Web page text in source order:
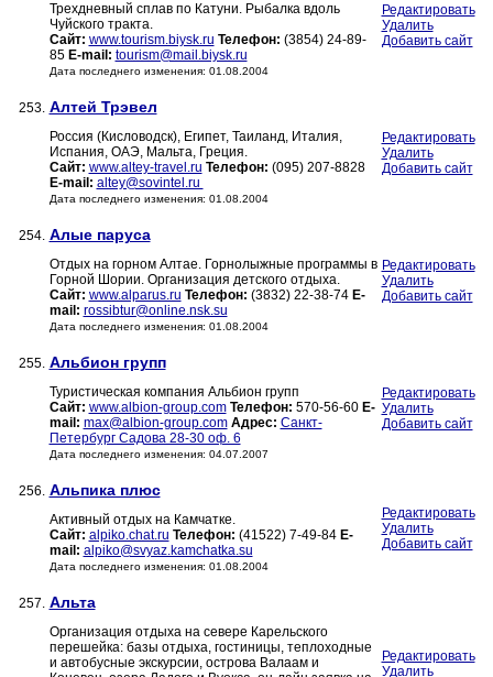
Трехдневный сплав по Катуни. Рыбалка вдоль
Чуйского тракта.
Сайт: www.tourism.biysk.ru Телефон: (3854) 24-89-
85 E-mail: tourism@mail.biysk.ru
Дата последнего изменения: 01.08.2004
Редактировать
Удалить
Добавить сайт
253. Алтей Трэвел
Россия (Кисловодск), Египет, Таиланд, Италия,
Испания, ОАЭ, Мальта, Греция.
Сайт: www.altey-travel.ru Телефон: (095) 207-8828
E-mail: altey@sovintel.ru
Дата последнего изменения: 01.08.2004
Редактировать
Удалить
Добавить сайт
254. Алые паруса
Отдых на горном Алтае. Горнолыжные программы в
Горной Шории. Организация детского отдыха.
Сайт: www.alparus.ru Телефон: (3832) 22-38-74 E-
mail: rossibtur@online.nsk.su
Дата последнего изменения: 01.08.2004
Редактировать
Удалить
Добавить сайт
255. Альбион групп
Туристическая компания Альбион групп
Сайт: www.albion-group.com Телефон: 570-56-60 E-
mail: max@albion-group.com Адрес: Санкт-
Петербург Садова 28-30 оф. 6
Дата последнего изменения: 04.07.2007
Редактировать
Удалить
Добавить сайт
256. Альпика плюс
Активный отдых на Камчатке.
Сайт: alpiko.chat.ru Телефон: (41522) 7-49-84 E-
mail: alpiko@svyaz.kamchatka.su
Дата последнего изменения: 01.08.2004
Редактировать
Удалить
Добавить сайт
257. Альта
Организация отдыха на севере Карельского
перешейка: базы отдыха, гостиницы, теплоходные
и автобусные экскурсии, острова Валаам и
Редактировать
Удалить